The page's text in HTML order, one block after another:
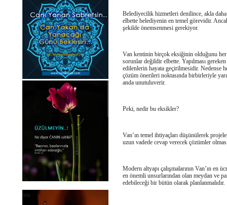
Belediyecilik hizmetleri denilince, akla
elbette belediyenin en temel görevidir.
şekilde önemsenmesi gerekiyor.
Van kentinin birçok eksiğinin olduğunu
sorunlar değildir elbette. Yapılması
edilenlerin hayata geçirilmesidir. Nedense
çözüm önerileri noktasında birbirleriyle
anda unutuluverir.
Peki, nedir bu eksikler?
Van’ın temel ihtiyaçları düşünülerek
uzun vadede cevap verecek çözümler
Modern altyapı çalışmalarının Van’ın en
en önemli unsurlarından olan meydan ve
edebileceği bir bütün olarak planlanmalıdır.